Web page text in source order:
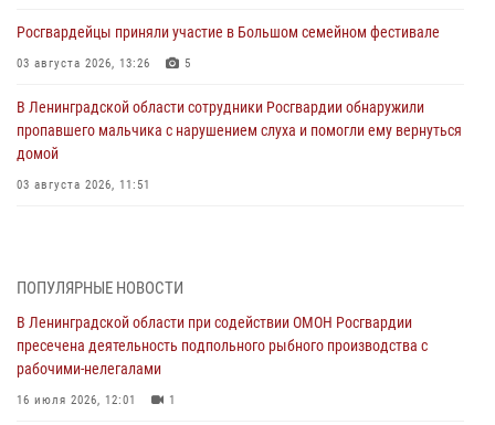
Росгвардейцы приняли участие в Большом семейном фестивале
03 августа 2026, 13:26 5
В Ленинградской области сотрудники Росгвардии обнаружили
пропавшего мальчика с нарушением слуха и помогли ему вернуться
домой
03 августа 2026, 11:51
03 августа 2026, 10:15 1
Сотрудники ГУ Росгвардии приняли участие в чемпионатах Северо-
Западного округа войск национальной гвардии РФ по спортивному и
боевому самбо
03 августа 2026, 10:07
ПОПУЛЯРНЫЕ НОВОСТИ
В Ленинградской области при содействии ОМОН Росгвардии
пресечена деятельность подпольного рыбного производства с
рабочими-нелегалами
16 июля 2026, 12:01 1